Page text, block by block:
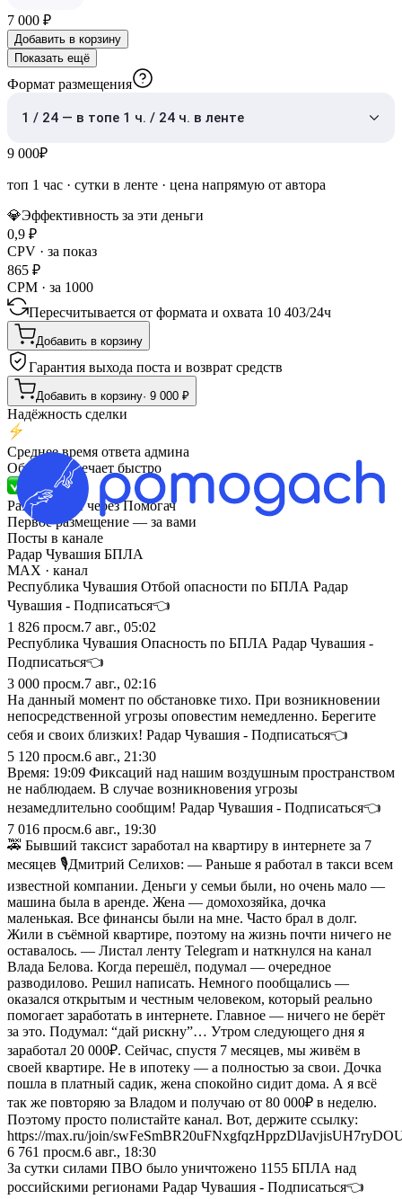
7 000 ₽
Добавить в корзину
Показать ещё
Формат размещения
1 / 24 — в топе 1 ч. / 24 ч. в ленте
9 000₽
топ 1 час · сутки в ленте · цена напрямую от автора
💎Эффективность за эти деньги
0,9 ₽
CPV · за показ
865 ₽
CPM · за 1000
Пересчитывается от формата и охвата 10 403/24ч
Добавить в корзину
Гарантия выхода поста и возврат средств
Добавить в корзину· 9 000 ₽
Надёжность сделки
Среднее время ответа админа
Обычно отвечает быстро
Размещений через Помогач
Первое размещение — за вами
Посты в канале
Радар Чувашия БПЛА
MAX · канал
Республика Чувашия Отбой опасности по БПЛА Радар
Чувашия - Подписаться👈
1 826 просм.7 авг., 05:02
Республика Чувашия Опасность по БПЛА Радар Чувашия -
Подписаться👈
3 000 просм.7 авг., 02:16
На данный момент по обстановке тихо. При возникновении
непосредственной угрозы оповестим немедленно. Берегите
себя и своих близких! Радар Чувашия - Подписаться👈
5 120 просм.6 авг., 21:30
Время: 19:09 Фиксаций над нашим воздушным пространством
не наблюдаем. В случае возникновения угрозы
незамедлительно сообщим! Радар Чувашия - Подписаться👈
7 016 просм.6 авг., 19:30
🚕 Бывший таксист заработал на квартиру в интернете за 7
месяцев 🎙Дмитрий Селихов: — Раньше я работал в такси всем
известной компании. Деньги у семьи были, но очень мало —
машина была в аренде. Жена — домохозяйка, дочка
маленькая. Все финансы были на мне. Часто брал в долг.
Жили в съёмной квартире, поэтому на жизнь почти ничего не
оставалось. — Листал ленту Telegram и наткнулся на канал
Влада Белова. Когда перешёл, подумал — очередное
разводилово. Решил написать. Немного пообщались —
оказался открытым и честным человеком, который реально
помогает заработать в интернете. Главное — ничего не берёт
за это. Подумал: “дай рискну”… Утром следующего дня я
заработал 20 000₽. Сейчас, спустя 7 месяцев, мы живём в
своей квартире. Не в ипотеку — а полностью за свои. Дочка
пошла в платный садик, жена спокойно сидит дома. А я всё
так же повторяю за Владом и получаю от 80 000₽ в неделю.
Поэтому просто полистайте канал. Вот, держите ссылку:
https://max.ru/join/
6 761 просм.6 авг., 18:30
За сутки силами ПВО было уничтожено 1155 БПЛА над
российскими регионами Радар Чувашия - Подписаться👈